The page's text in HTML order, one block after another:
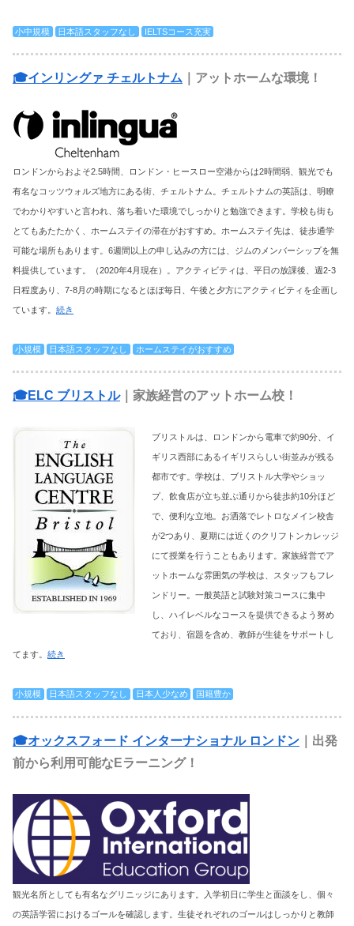
小中規模 日本語スタッフなし IELTSコース充実
🎓インリングァ チェルトナム ｜アットホームな環境！
ロンドンからおよそ2.5時間、ロンドン・ヒースロー空港からは2時間弱、観光でも
有名なコッツウォルズ地方にある街、チェルトナム。チェルトナムの英語は、明瞭
でわかりやすいと言われ、落ち着いた環境でしっかりと勉強できます。学校も街も
とてもあたたかく、ホームステイの滞在がおすすめ。ホームステイ先は、徒歩通学
可能な場所もあります。6週間以上の申し込みの方には、ジムのメンバーシップを無
料提供しています。（2020年4月現在）。アクティビティは、平日の放課後、週2-3
日程度あり、7-8月の時期になるとほぼ毎日、午後と夕方にアクティビティを企画し
ています。 続き
小規模 日本語スタッフなし ホームステイがおすすめ
🎓ELC ブリストル｜家族経営のアットホーム校！
ブリストルは、ロンドンから電車で約90分、イ
ギリス西部にあるイギリスらしい街並みが残る
都市です。学校は、ブリストル大学やショッ
プ、飲食店が立ち並ぶ通りから徒歩約10分ほど
で、便利な立地。お洒落でレトロなメイン校舎
が2つあり、夏期には近くのクリフトンカレッジ
にて授業を行うこともあります。家族経営でア
ットホームな雰囲気の学校は、スタッフもフレ
ンドリー。一般英語と試験対策コースに集中
し、ハイレベルなコースを提供できるよう努め
ており、宿題を含め、教師が生徒をサポートし
てます。 続き
小規模 日本語スタッフなし 日本人少なめ 国籍豊か
🎓オックスフォード インターナショナル ロンドン ｜出発
前から利用可能なEラーニング！
観光名所としても有名なグリニッジにあります。入学初日に学生と面談をし、個々
の英語学習におけるゴールを確認します。生徒それぞれのゴールはしっかりと教師